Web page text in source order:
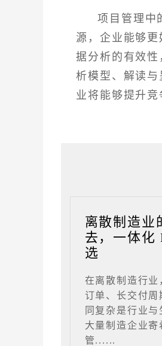
项目管理中
源，企业能够
据分析的有效
析模型、解读
业将能够提升竞
离散制造业
去，一体化
选
在离散制造行
订单、长交付
同复杂是行业
大量制造企业
管......